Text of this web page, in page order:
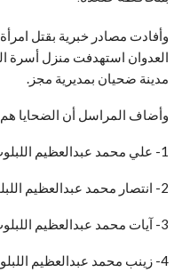
وأفادت مصادر خبرية بقتل امرأة
العدوان استهدفت منزل أسرة
مدينة ضحيان بمديرية مجز.
وأضاف المراسل أن الضحايا
1- علي محمد عبدالعظيم اللبلوب
2- انتصار محمد عبدالعظيم اللبلوب
3- آيات محمد عبدالعظيم اللبلوب
4- زينب محمد عبدالعظيم اللبلوب